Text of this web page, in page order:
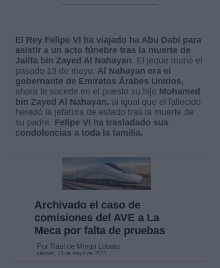
El Rey Felipe VI ha viajado ha Abu Dabi para
asistir a un acto fúnebre tras la muerte de
Jalifa bin Zayed Al Nahayan. El jeque murió el
pasado 13 de mayo. Al Nahayan era el
gobernante de Emiratos Árabes Unidos,
ahora le sucede en el puesto su hijo Mohamed
bin Zayed Al Nahayan, al igual que el fallecido
heredó la jefatura de estado tras la muerte de
su padre. Felipe VI ha trasladado sus
condolencias a toda la familia.
Archivado el caso de
comisiones del AVE a La
Meca por falta de pruebas
Por Raúl de Mingo Lobato
viernes, 13 de mayo de 2022